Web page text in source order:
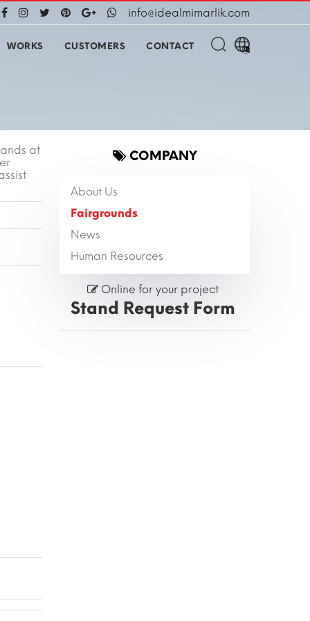
info@idealmimarlik.com
WORKS CUSTOMERS CONTACT
at
COMPANY
About Us
Fairgrounds
News
Human Resources
Online for your project
Stand Request Form